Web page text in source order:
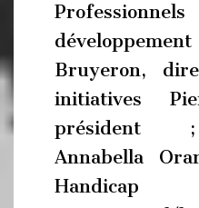
Bruyeron,
initiatives
président
Annabella
Handicap